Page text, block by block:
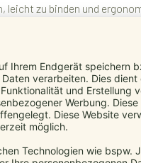
zu binden und